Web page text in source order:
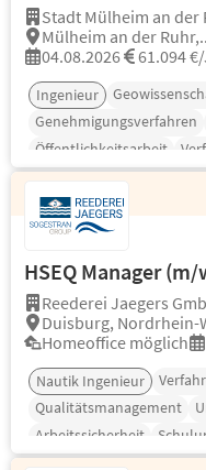
Stadt Mülheim an der
Mülheim an der
04.08.2026
61.094
Ingenieur
Genehmigungsverfahren
Öffentlichkeitsarbeit
HSEQ Manager
Reederei Jaegers
Duisburg, Nordrhein-
Homeoffice möglich
Nautik Ingenieur
Qualitätsmanagement
Arbeitssicherheit